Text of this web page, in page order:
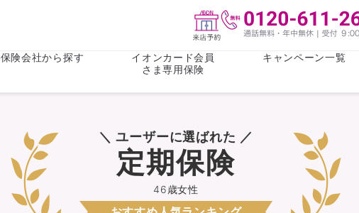
がん保険 女性医療保険
収入保障保険
がん保険 女性医療保険
収入保障保険 介護・認知症保険
保険会社から探す
イオンカード会員
さま専用保険
キャンペーン一覧
ライフステージ 心配事
＼ ユーザーに選ばれた ／
46歳女性
定期保険